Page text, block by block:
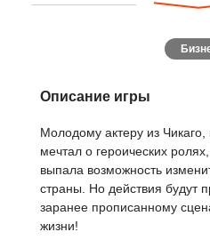
Описание игры
Молодому актеру из
мечтал о героических
выпала возможность
страны. Но действия будут
заранее прописанному
жизни!